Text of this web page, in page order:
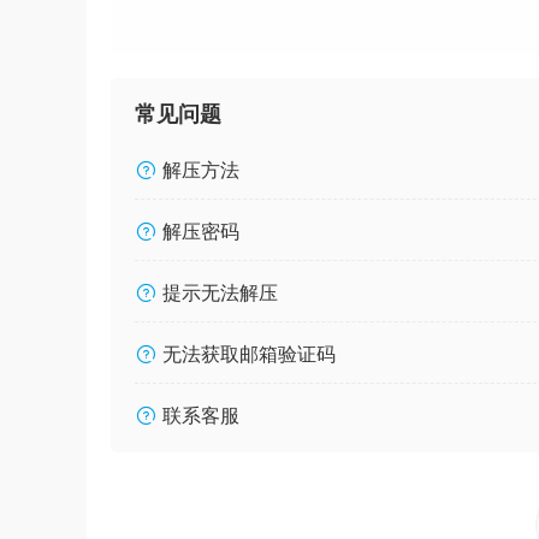
常见问题
解压方法
解压密码
提示无法解压
无法获取邮箱验证码
联系客服